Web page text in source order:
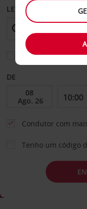
LEVANTAR EM
Escolher uma
DE
Condutor com
Tenho um código